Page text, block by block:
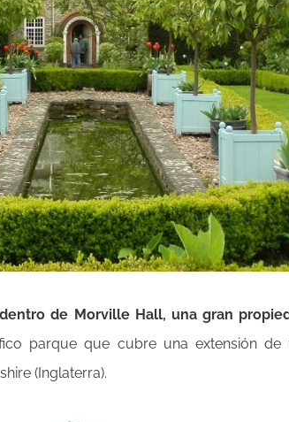
de Morville Hall, una gran
parque que cubre una extensión
(Inglaterra).